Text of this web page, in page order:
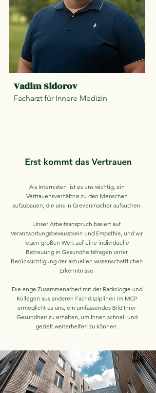
Vadim Sidorov
Facharzt für Innere Medizin
Erst kommt das Vertrauen
Als Internisten ist es uns wichtig, ein
Vertrauensverhältnis zu den Menschen
aufzubauen, die uns in Grevenmacher aufsuchen.
Unser Arbeitsanspruch basiert auf
Verantwortungsbewusstsein und Empathie, und wir
legen großen Wert auf eine individuelle
Betreuung in Gesundheitsfragen unter
Berücksichtigung der aktuellen wissenschaftlichen
Erkenntnisse.
Die enge Zusammenarbeit mit der Radiologie und
Kollegen aus anderen Fachdisziplinen im MCP
ermöglicht es uns, ein umfassendes Bild Ihrer
Gesundheit zu erhalten, um Ihnen schnell und
gezielt weiterhelfen zu können.